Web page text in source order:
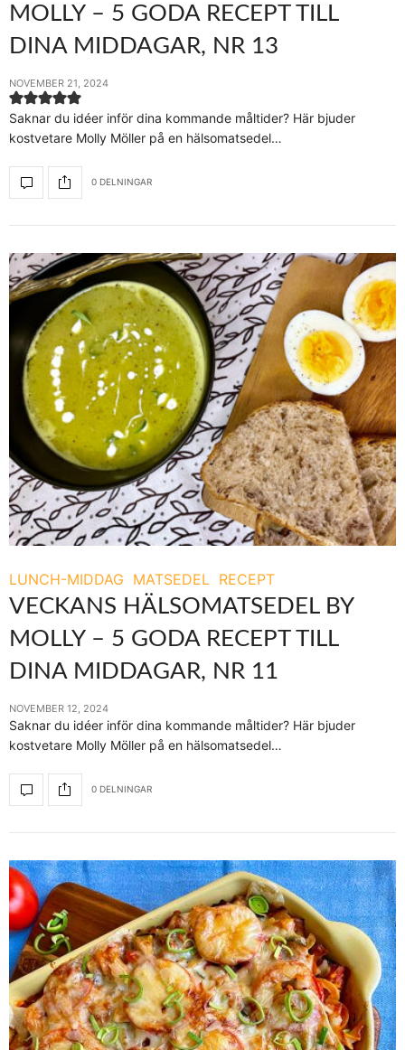
MOLLY – 5 GODA RECEPT TILL
DINA MIDDAGAR, NR 13
NOVEMBER 21, 2024
Saknar du idéer inför dina kommande måltider? Här bjuder
kostvetare Molly Möller på en hälsomatsedel…
0 DELNINGAR
LUNCH-MIDDAG MATSEDEL RECEPT
VECKANS HÄLSOMATSEDEL BY
MOLLY – 5 GODA RECEPT TILL
DINA MIDDAGAR, NR 11
NOVEMBER 12, 2024
Saknar du idéer inför dina kommande måltider? Här bjuder
kostvetare Molly Möller på en hälsomatsedel…
0 DELNINGAR